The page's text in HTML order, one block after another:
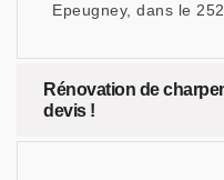
Epeugney, dans le
Rénovation de
devis !